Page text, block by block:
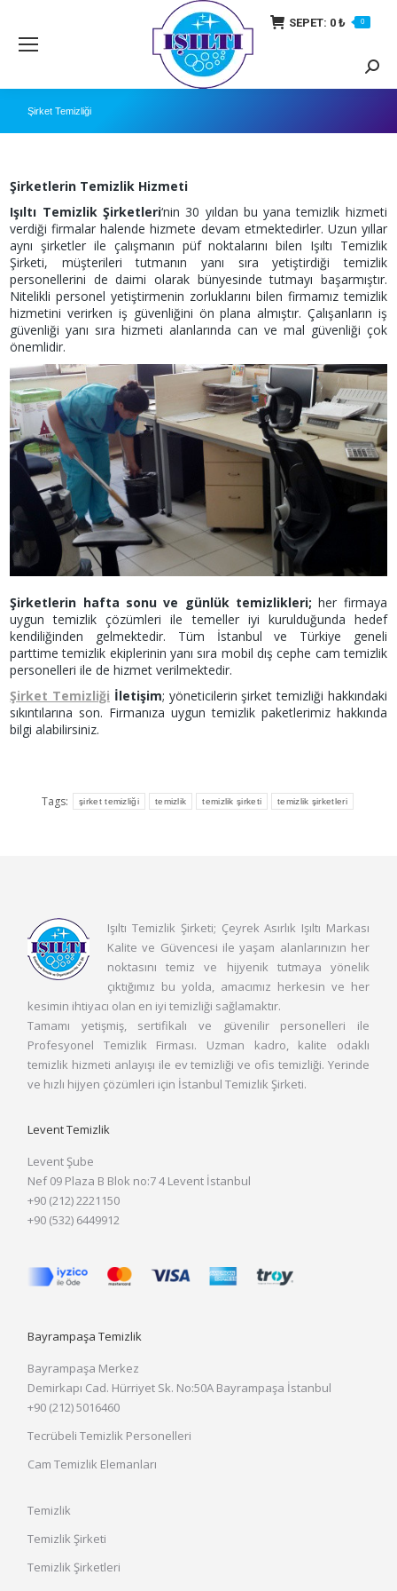
SEPET: 0 ₺ 0
Şirket Temizliği
Şirketlerin Temizlik Hizmeti
Işıltı Temizlik Şirketleri‘nin 30 yıldan bu yana temizlik hizmeti
verdiği firmalar halende hizmete devam etmektedirler. Uzun yıllar
aynı şirketler ile çalışmanın püf noktalarını bilen Işıltı Temizlik
Şirketi, müşterileri tutmanın yanı sıra yetiştirdiği temizlik
personellerini de daimi olarak bünyesinde tutmayı başarmıştır.
Nitelikli personel yetiştirmenin zorluklarını bilen firmamız temizlik
hizmetini verirken iş güvenliğini ön plana almıştır. Çalışanların iş
güvenliği yanı sıra hizmeti alanlarında can ve mal güvenliği çok
önemlidir.
Şirketlerin hafta sonu ve günlük temizlikleri; her firmaya
uygun temizlik çözümleri ile temeller iyi kurulduğunda hedef
kendiliğinden gelmektedir. Tüm İstanbul ve Türkiye geneli
parttime temizlik ekiplerinin yanı sıra mobil dış cephe cam temizlik
personelleri ile de hizmet verilmektedir.
Şirket Temizliği İletişim; yöneticilerin şirket temizliği hakkındaki
sıkıntılarına son. Firmanıza uygun temizlik paketlerimiz hakkında
bilgi alabilirsiniz.
Tags: şirket temizliği temizlik temizlik şirketi temizlik şirketleri
Işıltı Temizlik Şirketi; Çeyrek Asırlık Işıltı Markası
Kalite ve Güvencesi ile yaşam alanlarınızın her
noktasını temiz ve hijyenik tutmaya yönelik
çıktığımız bu yolda, amacımız herkesin ve her
kesimin ihtiyacı olan en iyi temizliği sağlamaktır.
Tamamı yetişmiş, sertifikalı ve güvenilir personelleri ile
Profesyonel Temizlik Firması. Uzman kadro, kalite odaklı
temizlik hizmeti anlayışı ile ev temizliği ve ofis temizliği. Yerinde
ve hızlı hijyen çözümleri için İstanbul Temizlik Şirketi.
Levent Temizlik
Levent Şube
Nef 09 Plaza B Blok no:7 4 Levent İstanbul
+90 (212) 2221150
+90 (532) 6449912
Bayrampaşa Temizlik
Bayrampaşa Merkez
Demirkapı Cad. Hürriyet Sk. No:50A Bayrampaşa İstanbul
+90 (212) 5016460
Tecrübeli Temizlik Personelleri
Cam Temizlik Elemanları
Temizlik
Temizlik Şirketi
Temizlik Şirketleri